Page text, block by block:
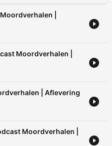
|
Moordverhalen |
| Aflevering
Moordverhalen |